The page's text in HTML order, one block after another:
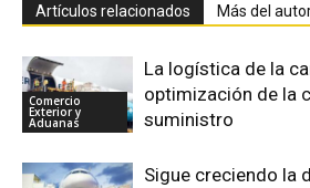
Artículos relacionados Más del
Comercio
Exterior y
Aduanas
La logística de la
optimización de la
suministro
Sigue creciendo la